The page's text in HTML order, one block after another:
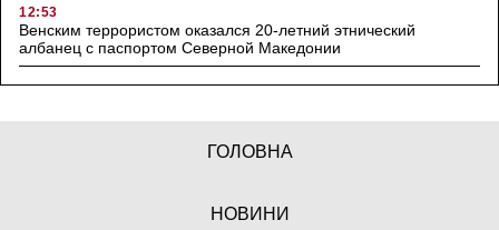
12:53
Венским террористом оказался 20-летний этнический
албанец с паспортом Северной Македонии
ГОЛОВНА
НОВИНИ